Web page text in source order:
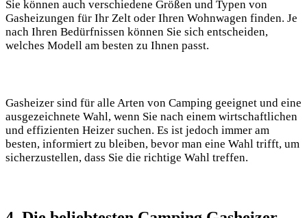
Sie können auch verschiedene Größen und Typen von
Gasheizungen für Ihr Zelt oder Ihren Wohnwagen finden. Je
nach Ihren Bedürfnissen können Sie sich entscheiden,
welches Modell am besten zu Ihnen passt.
Gasheizer sind für alle Arten von Camping geeignet und eine
ausgezeichnete Wahl, wenn Sie nach einem wirtschaftlichen
und effizienten Heizer suchen. Es ist jedoch immer am
besten, informiert zu bleiben, bevor man eine Wahl trifft, um
sicherzustellen, dass Sie die richtige Wahl treffen.